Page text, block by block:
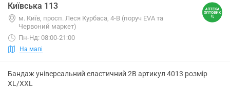
Київська 113
м. Київ, просп. Леся Курбаса, 4-В (поруч EVA та
Червоний маркет)
Пн-Нд: 08:00-21:00
На мапі
Бандаж універсальний еластичний 2B артикул 4013 розмір
XL/XXL